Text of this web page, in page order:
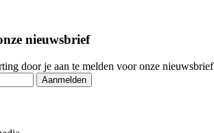
nieuwsbrief
door je aan te melden voor onze nieuwsbrief
Aanmelden